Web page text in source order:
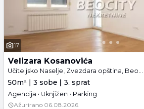
17
Velizara Kosanovića
Učiteljsko Naselje, Zvezdara opština, Beograd
50m² | 3 sobe | 3. sprat
Agencija • Uknjižen • Parking
Ažurirano 06.08.2026.